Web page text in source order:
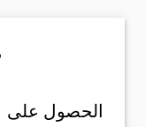
الحصول على